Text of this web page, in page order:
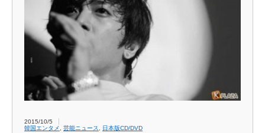
2015/10/5
韓国エンタメ
芸能ニュース 日本版CD/DVD